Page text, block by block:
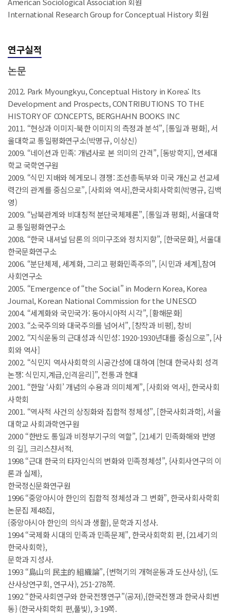
International Research Group for Conceptual History 회원
연구실적
논문
2012. Park Myoungkyu, Conceptual History in Korea: Its
Development and Prospects, CONTRIBUTIONS TO THE
HISTORY OF CONCEPTS, BERGHAHN BOOKS INC
2011. “현상과 이미지-북한 이미지의 측정과 분석”, [통일과 평화], 서
울대학교 통일평화연구소(박명규, 이상신)
2009. “네이션과 민족: 개념사로 본 의미의 간격”, [동방학지], 연세대
학교 국학연구원
2009. “식민 지배와 헤게모니 경쟁: 조선총독부와 미국 개신교 선교세
력간의 관계를 중심으로”, [사회와 역사],한국사회사학회(박명규, 김백
영)
2009. “남북관계와 비대칭적 분단국체제론”, [통일과 평화], 서울대학
교 통일평화연구소
2008. “한국 내셔널 담론의 의미구조와 정치지향”, [한국문화], 서울대
한국문화연구소
2006. “분단체제, 세계화, 그리고 평화민족주의”, [시민과 세계],참여
사회연구소
2005. “Emergence of “the Social” in Modern Korea, Korea
Journal, Korean National Commission for the UNESCO
2004. “세계화와 국민국가: 동아시아적 시각”, [황해문화]
2003. “소국주의와 대국주의를 넘어서”, [창작과 비평], 창비
2002. “지식운동의 근대성과 식민성: 1920-1930년대를 중심으로”, [사
회와 역사]
2002. “식민지 역사사회학의 시공간성에 대하여 [현대 한국사회 성격
논쟁: 식민지,계급,인격윤리]”, 전통과 현대
2001. “한말 ‘사회’ 개념의 수용과 의미체계”, [사회와 역사], 한국사회
사학회
2001. “역사적 사건의 상징화와 집합적 정체성”, [한국사회과학], 서울
대학교 사회과학연구원
2000 “한반도 통일과 비정부기구의 역할”, [21세기 민족화해와 번영
의 길], 크리스챤서적.
1998 “근대 한국의 타자인식의 변화와 민족정체성”, {사회사연구의 이
론과 실제},
한국정신문화연구원
1996 “중앙아시아 한인의 집합적 정체성과 그 변화”, 한국사회사학회
논문집 제48집,
{중앙아시아 한인의 의식과 생활}, 문학과 지성사.
1994 “국제화 시대의 민족과 민족문제”, 한국사회학회 편, {21세기의
한국사회학},
문학과 지성사.
1993 “島山의 民主的 組織論”, {변혁기의 개혁운동과 도산사상}, (도
산사상연구회, 연구사), 251-278쪽.
1992 “한국사회연구와 한국전쟁연구”(공저),{한국전쟁과 한국사회변
동} (한국사회학회 편,풀빛), 3-19쪽.